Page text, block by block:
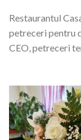
Restaurantul
petreceri pentru
CEO, petreceri